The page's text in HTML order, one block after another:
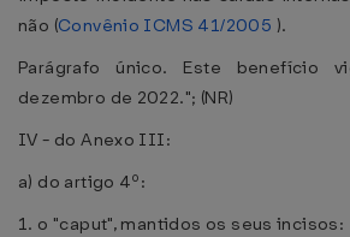
não (Convênio ICMS 41/2005 ).
Parágrafo único. Este benefício
dezembro de 2022."; (NR)
IV - do Anexo III:
a) do artigo 4º:
1. o "caput", mantidos os seus incisos: